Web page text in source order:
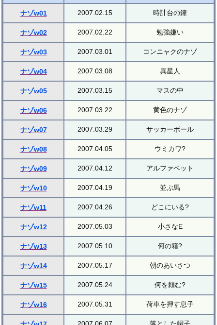
ナゾw01 2007.02.15 時計台の鐘
ナゾw02 2007.02.22 勉強嫌い
ナゾw03 2007.03.01 コンニャクのナゾ
ナゾw04 2007.03.08 異星人
ナゾw05 2007.03.15 マスの中
ナゾw06 2007.03.22 黄色のナゾ
ナゾw07 2007.03.29 サッカーボール
ナゾw08 2007.04.05 ウミカワ?
ナゾw09 2007.04.12 アルファベット
ナゾw10 2007.04.19 並ぶ馬
ナゾw11 2007.04.26 どこにいる?
ナゾw12 2007.05.03 小さなE
ナゾw13 2007.05.10 何の箱?
ナゾw14 2007.05.17 朝のあいさつ
ナゾw15 2007.05.24 何を頼む?
ナゾw16 2007.05.31 荷車を押す息子